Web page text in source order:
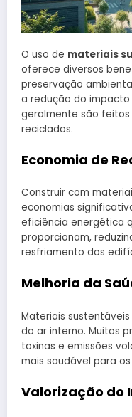
O uso de materiais
oferece diversos
preservação
a redução do
geralmente são feitos
reciclados.
Economia de
Construir com
economias
eficiência energética
proporcionam,
resfriamento dos
Melhoria da
Materiais
do ar interno. Muitos
toxinas e emissões
mais saudável para
Valorização do